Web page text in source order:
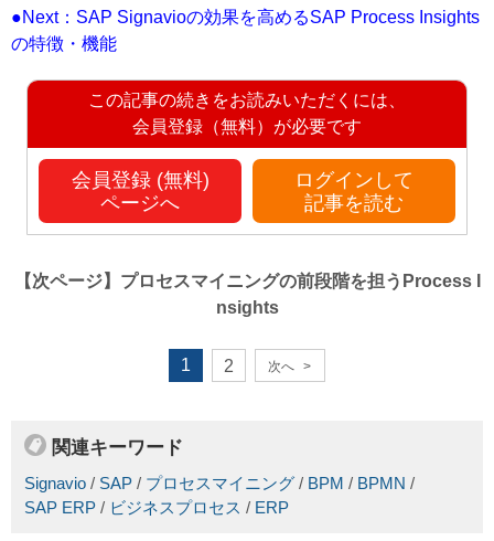
●Next：SAP Signavioの効果を高めるSAP Process Insights
の特徴・機能
この記事の続きをお読みいただくには、
会員登録（無料）が必要です
会員登録 (無料)
ページへ
ログインして
記事を読む
【次ページ】 プロセスマイニングの前段階を担うProcess I
nsights
1 2 次へ >
関連キーワード
Signavio / SAP / プロセスマイニング / BPM / BPMN /
SAP ERP / ビジネスプロセス / ERP